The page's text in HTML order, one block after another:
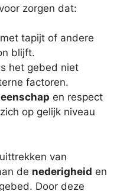
zorgen dat:
tapijt of andere
blijft.
het gebed niet
factoren.
en respect
op gelijk niveau
van
de nederigheid en
Door deze